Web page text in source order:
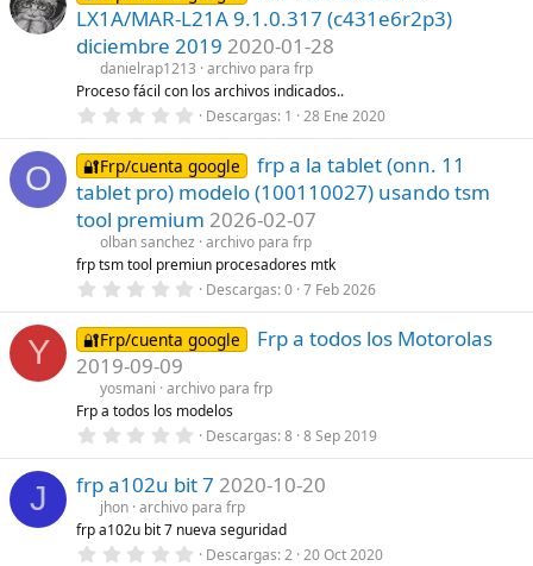
s
)
e
s
t
r
e
l
a
(
s
)
LX1A/MAR-L21A 9.1.0.317 (c431e6r2p3)
diciembre 2019 2020-01-28
danielrap1213
archivo para frp
Proceso fácil con los archivos indicados..
0
0
0
e
s
t
r
e
l
a
(
s
)
Descargas 1 28 Ene 2020
O 🔐Frp/cuenta google
frp a la tablet (onn. 11
tablet pro) modelo (100110027) usando tsm
tool premium 2026-02-07
olban sanchez
archivo para frp
frp tsm tool premiun procesadores mtk
0
0
0
e
t
r
e
l
(
s
)
Descargas 0 7 Feb 2026
Y 🔐Frp/cuenta google
Frp a todos los Motorolas
2019-09-09
yosmani
archivo para frp
Frp a todos los modelos
0
0
0
e
s
t
r
Descargas 8 8 Sep 2019
J frp a102u bit 7 2020-10-20
jhon archivo para frp
frp a102u bit 7 nueva seguridad
0 Descargas 2 20 Oct 2020